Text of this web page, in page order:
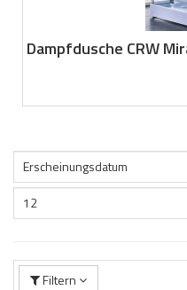
Dampfdusche CRW
Erscheinungsdatum
12
Filtern